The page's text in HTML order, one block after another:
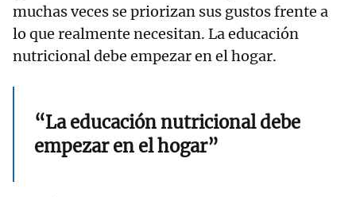
muchas veces se priorizan sus gustos frente a
lo que realmente necesitan. La educación
nutricional debe empezar en el hogar.
“La educación nutricional debe
empezar en el hogar”